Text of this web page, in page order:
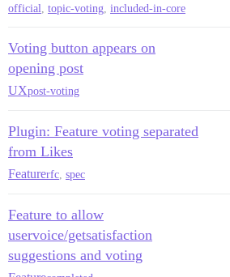
official, topic-voting, included-in-core
Voting button appears on
opening post
UXpost-voting
Plugin: Feature voting separated
from Likes
Featurerfc spec
Feature to allow
uservoice/getsatisfaction
suggestions and voting